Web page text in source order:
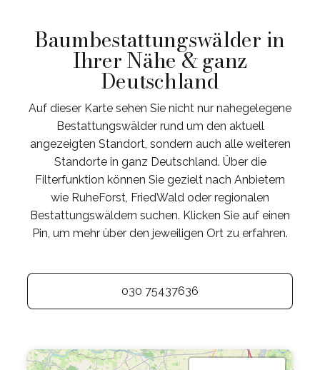
Baumbestattungswälder in
Ihrer Nähe & ganz
Deutschland
Auf dieser Karte sehen Sie nicht nur nahegelegene
Bestattungswälder rund um den aktuell
angezeigten Standort, sondern auch alle weiteren
Standorte in ganz Deutschland. Über die
Filterfunktion können Sie gezielt nach Anbietern
wie RuheForst, FriedWald oder regionalen
Bestattungswäldern suchen. Klicken Sie auf einen
Pin, um mehr über den jeweiligen Ort zu erfahren.
030 75437636